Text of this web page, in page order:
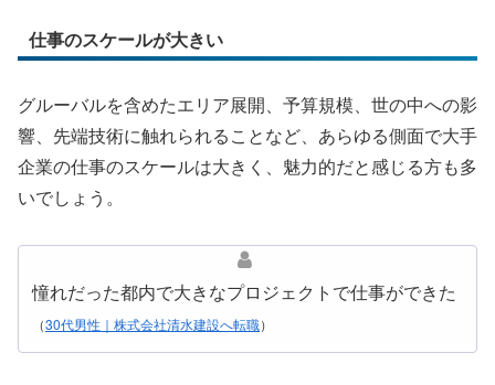
仕事のスケールが大きい
グルーバルを含めたエリア展開、予算規模、世の中への影
響、先端技術に触れられることなど、あらゆる側面で大手
企業の仕事のスケールは大きく、魅力的だと感じる方も多
いでしょう。
憧れだった都内で大きなプロジェクトで仕事ができた
（30代男性｜株式会社清水建設へ転職）